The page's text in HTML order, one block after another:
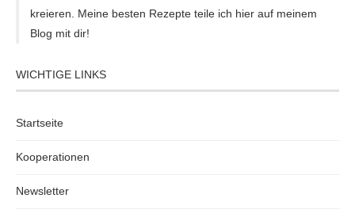
kreieren. Meine besten Rezepte teile ich hier auf meinem
Blog mit dir!
WICHTIGE LINKS
Startseite
Kooperationen
Newsletter